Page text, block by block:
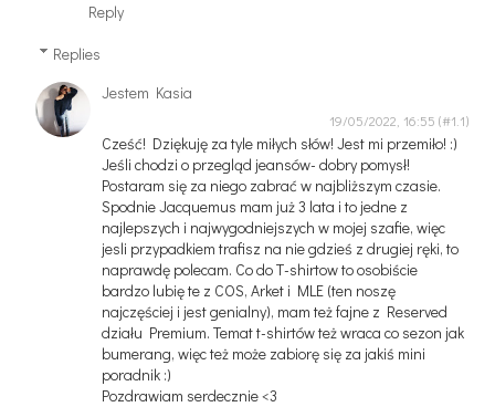
Reply
Replies
Jestem Kasia
19/05/2022, 16:55
Cześć! Dziękuję za tyle miłych słów! Jest mi przemiło! :)
Jeśli chodzi o przegląd jeansów- dobry pomysł!
Postaram się za niego zabrać w najbliższym czasie.
Spodnie Jacquemus mam już 3 lata i to jedne z
najlepszych i najwygodniejszych w mojej szafie, więc
jesli przypadkiem trafisz na nie gdzieś z drugiej ręki, to
naprawdę polecam. Co do T-shirtow to osobiście
bardzo lubię te z COS, Arket i MLE (ten noszę
najczęściej i jest genialny), mam też fajne z Reserved
działu Premium. Temat t-shirtów też wraca co sezon jak
bumerang, więc też może zabiorę się za jakiś mini
poradnik :)
Pozdrawiam serdecznie <3